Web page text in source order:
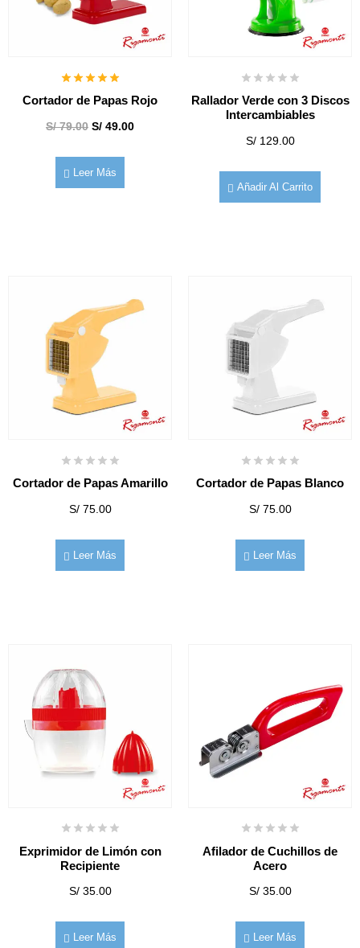
Cortador de Papas Rojo
S/79.00 S/ 49.00
Leer Más
Rallador Verde con 3 Discos
Intercambiables
S/129.00
Añadir Al Carrito
Cortador de Papas Amarillo
S/75.00
Leer Más
Cortador de Papas Blanco
S/75.00
Leer Más
Exprimidor de Limón con
Recipiente
S/35.00
Leer Más
Afilador de Cuchillos de
Acero
S/35.00
Leer Más